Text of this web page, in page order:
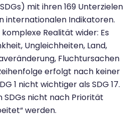
mit ihren 169 Unterzielen
internationalen Indikatoren.
komplexe Realität wider: Es
Ungleichheiten, Land,
Fluchtursachen
erfolgt nach keiner
1 nicht wichtiger als SDG 17.
SDGs nicht nach Priorität
werden.